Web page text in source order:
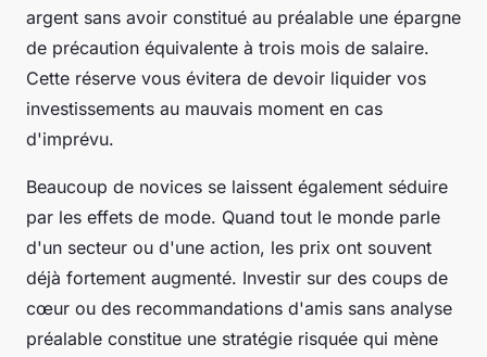
argent sans avoir constitué au préalable une épargne
de précaution équivalente à trois mois de salaire.
Cette réserve vous évitera de devoir liquider vos
investissements au mauvais moment en cas
d'imprévu.
Beaucoup de novices se laissent également séduire
par les effets de mode. Quand tout le monde parle
d'un secteur ou d'une action, les prix ont souvent
déjà fortement augmenté. Investir sur des coups de
cœur ou des recommandations d'amis sans analyse
préalable constitue une stratégie risquée qui mène